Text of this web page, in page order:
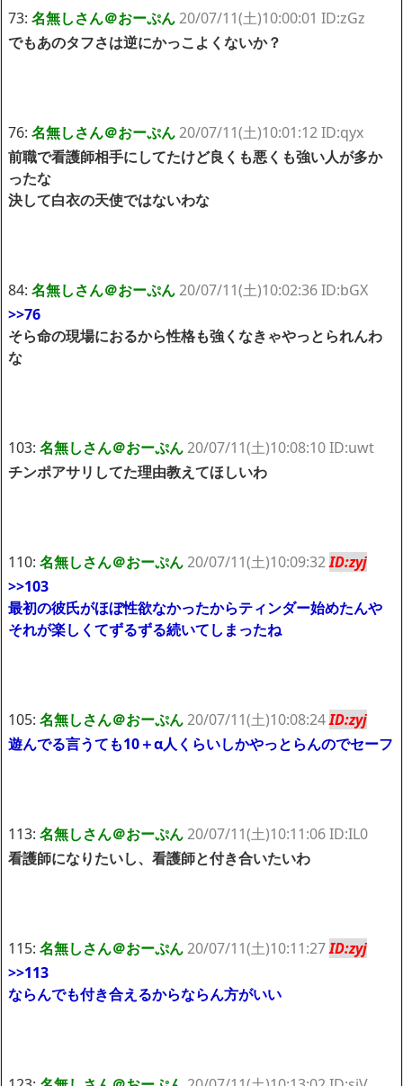
73: 名無しさん＠おーぷん20/07/11(土)10:00:01 ID:zGz
でもあのタフさは逆にかっこよくないか？
76: 名無しさん＠おーぷん20/07/11(土)10:01:12 ID:qyx
前職で看護師相手にしてたけど良くも悪くも強い人が多か
ったな
決して白衣の天使ではないわな
84: 名無しさん＠おーぷん20/07/11(土)10:02:36 ID:bGX
>>76
そら命の現場におるから性格も強くなきゃやっとられんわ
な
103: 名無しさん＠おーぷん20/07/11(土)10:08:10 ID:uwt
チンポアサリしてた理由教えてほしいわ
110: 名無しさん＠おーぷん20/07/11(土)10:09:32ID:zyj
>>103
最初の彼氏がほぼ性欲なかったからティンダー始めたんや
それが楽しくてずるずる続いてしまったね
105: 名無しさん＠おーぷん20/07/11(土)10:08:24ID:zyj
遊んでる言うても10＋α人くらいしかやっとらんのでセーフ
113: 名無しさん＠おーぷん20/07/11(土)10:11:06 ID:IL0
看護師になりたいし、看護師と付き合いたいわ
115: 名無しさん＠おーぷん20/07/11(土)10:11:27ID:zyj
>>113
ならんでも付き合えるからならん方がいい